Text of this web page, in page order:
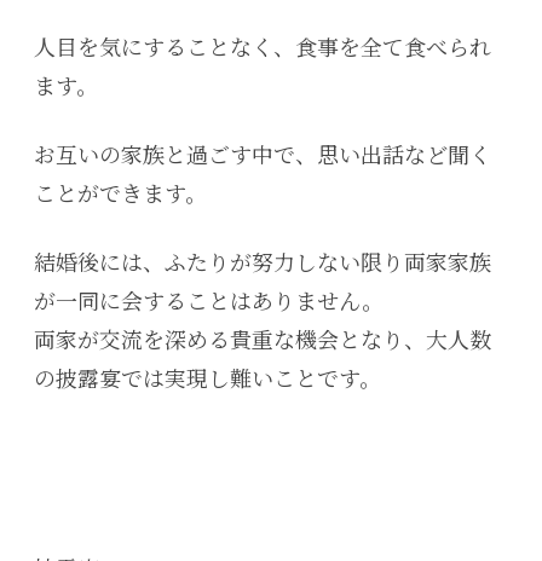
人目を気にすることなく、食事を全て食べられ
ます。
お互いの家族と過ごす中で、思い出話など聞く
ことができます。
結婚後には、ふたりが努力しない限り両家家族
が一同に会することはありません。
両家が交流を深める貴重な機会となり、大人数
の披露宴では実現し難いことです。